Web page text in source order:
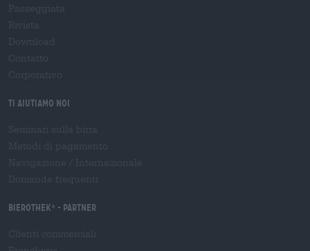
Ti aiutiamo noi
Bierothek ® - Partner